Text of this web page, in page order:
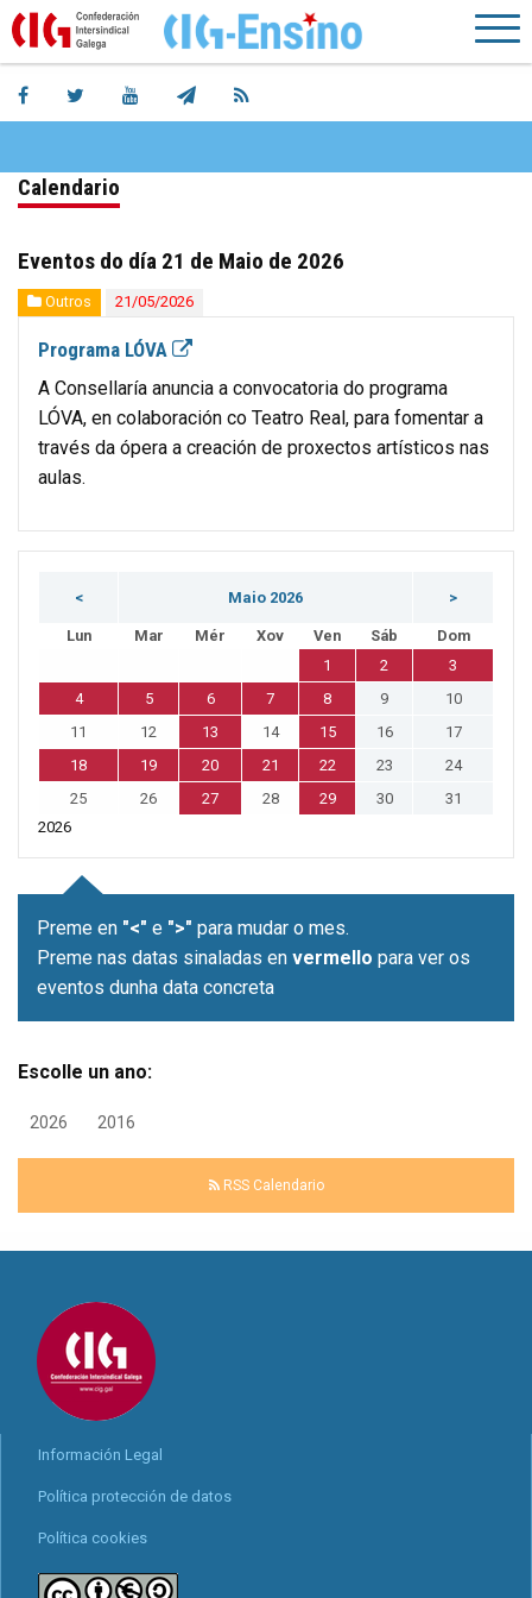
Calendario
Eventos do día 21 de Maio de 2026
Outros 21/05/2026
Programa LÓVA
A Consellaría anuncia a convocatoria do programa
LÓVA, en colaboración co Teatro Real, para fomentar a
través da ópera a creación de proxectos artísticos nas
aulas.
< Maio 2026 >
Lun Mar Mér Xov Ven Sáb
Dom
1
2
3
4
5 6 7 8 9
10
11
12 13 14 15 16
17
18
19 20 21 22 23
24
25
26 27 28 29 30
31
2026
Preme en "<" e ">" para mudar o mes.
Preme nas datas sinaladas en vermello para ver os
eventos dunha data concreta
Escolle un ano:
2026 2016
RSS Calendario
Información Legal
Política protección de datos
Política cookies